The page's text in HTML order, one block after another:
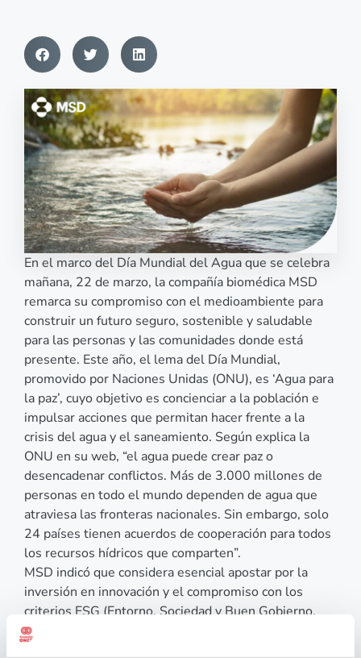
En el marco del Día Mundial del Agua que se celebra
mañana, 22 de marzo, la compañía biomédica MSD
remarca su compromiso con el medioambiente para
construir un futuro seguro, sostenible y saludable
para las personas y las comunidades donde está
presente. Este año, el lema del Día Mundial,
promovido por Naciones Unidas (ONU), es ‘Agua para
la paz’, cuyo objetivo es concienciar a la población e
impulsar acciones que permitan hacer frente a la
crisis del agua y el saneamiento. Según explica la
ONU en su web, “el agua puede crear paz o
desencadenar conflictos. Más de 3.000 millones de
personas en todo el mundo dependen de agua que
atraviesa las fronteras nacionales. Sin embargo, solo
24 países tienen acuerdos de cooperación para todos
los recursos hídricos que comparten”.
MSD indicó que considera esencial apostar por la
inversión en innovación y el compromiso con los
criterios ESG (Entorno, Sociedad y Buen Gobierno,
por sus siglas en inglés). La estrategia ESG de la